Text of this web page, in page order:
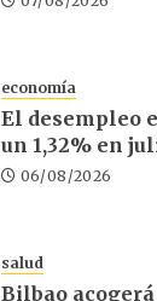
economía
El desempleo
un 1,32% en
06/08/2026
salud
Bilbao